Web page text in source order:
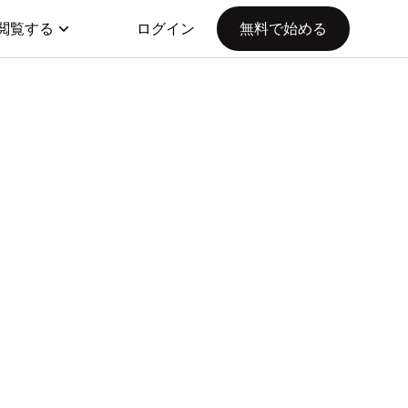
覧する ログイン 無料で始める